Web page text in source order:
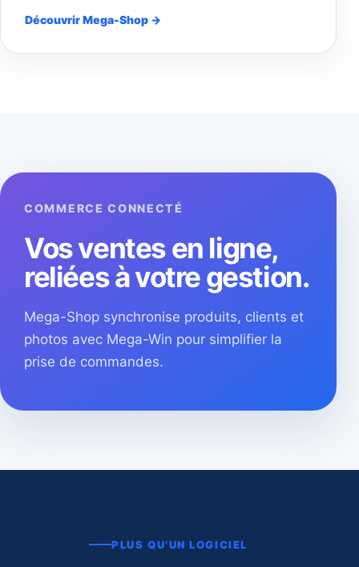
Découvrir Mega-Shop →
COMMERCE CONNECTÉ
Vos ventes en ligne,
reliées à votre gestion.
Mega-Shop synchronise produits, clients et
photos avec Mega-Win pour simplifier la
prise de commandes.
PLUS QU’UN LOGICIEL